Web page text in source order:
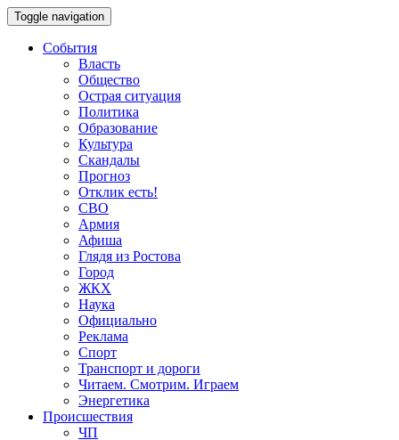
Toggle navigation
События
Власть
Общество
Острая ситуация
Политика
Образование
Культура
Скандалы
Прогноз
Отклик есть!
СВО
Армия
Афиша
Глядя из Ростова
Город
ЖКХ
Наука
Официально
Реклама
Спорт
Транспорт и дороги
Читаем. Смотрим. Играем
Энергетика
Происшествия
ЧП